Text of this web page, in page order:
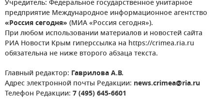
Учредитель: Федеральное государственное унитарное
предприятие Международное информационное агентство
«Россия сегодня» (МИА «Россия сегодня»).
При любом использовании материалов и новостей сайта
РИА Новости Крым гиперссылка на https://crimea.ria.ru
обязательна не ниже второго абзаца текста.
Главный редактор: Гаврилова А.В.
Адрес электронной почты Редакции: news.crimea@ria.ru
Телефон Редакции: 7 (495) 645-6601